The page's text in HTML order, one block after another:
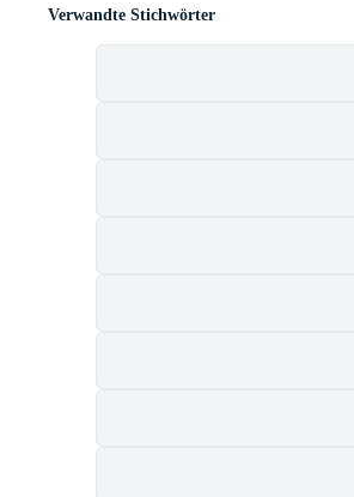
Verwandte Stichwörter